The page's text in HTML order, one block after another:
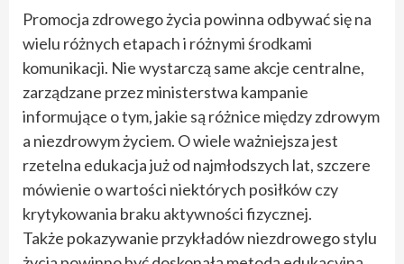
Promocja zdrowego życia powinna odbywać się na
wielu różnych etapach i różnymi środkami
komunikacji. Nie wystarczą same akcje centralne,
zarządzane przez ministerstwa kampanie
informujące o tym, jakie są różnice między zdrowym
a niezdrowym życiem. O wiele ważniejsza jest
rzetelna edukacja już od najmłodszych lat, szczere
mówienie o wartości niektórych posiłków czy
krytykowania braku aktywności fizycznej.
Także pokazywanie przykładów niezdrowego stylu